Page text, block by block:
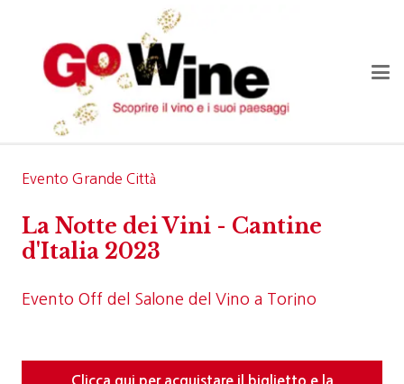
Evento Grande Città
La Notte dei Vini - Cantine
d'Italia 2023
Evento Off del Salone del Vino a Torino
Clicca qui per acquistare il biglietto e la